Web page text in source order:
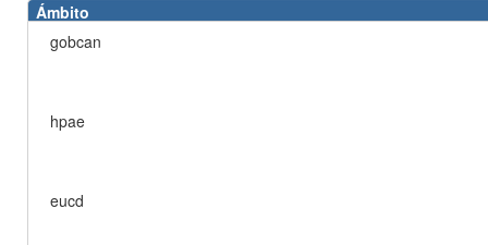
Ámbito
gobcan
hpae
eucd